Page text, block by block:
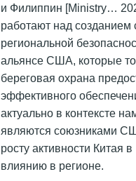
и Филиппин [Ministry…
работают над созданием
региональной
альянсе США, которые
береговая охрана
эффективного
актуально в контексте
являются союзниками
росту активности Китая
влиянию в регионе.